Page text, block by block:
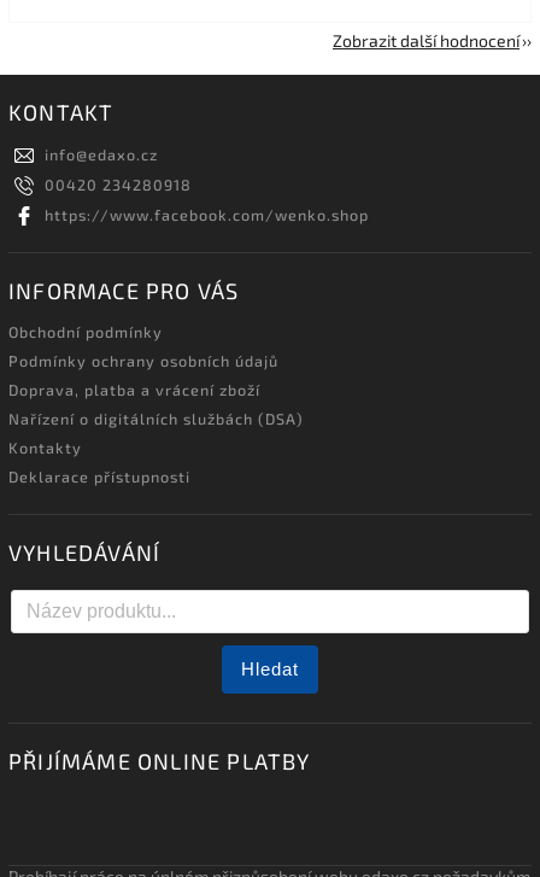
Zobrazit další hodnocení
KONTAKT
info@edaxo.cz
00420 234280918
https://www.facebook.com/wenko.shop
INFORMACE PRO VÁS
Obchodní podmínky
Podmínky ochrany osobních údajů
Doprava, platba a vrácení zboží
Nařízení o digitálních službách (DSA)
Kontakty
Deklarace přístupnosti
VYHLEDÁVÁNÍ
Hledat
PŘIJÍMÁME ONLINE PLATBY